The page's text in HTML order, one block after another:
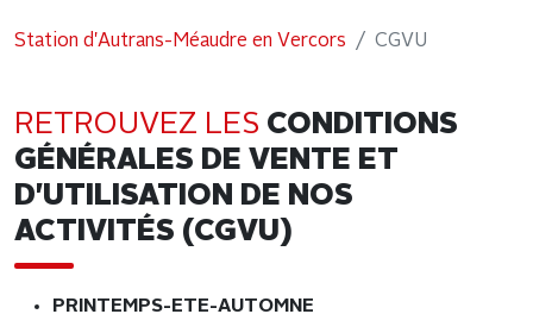
Station d'Autrans-Méaudre en Vercors CGVU
RETROUVEZ LES CONDITIONS
GÉNÉRALES DE VENTE ET
D'UTILISATION DE NOS
ACTIVITÉS (CGVU)
PRINTEMPS-ETE-AUTOMNE